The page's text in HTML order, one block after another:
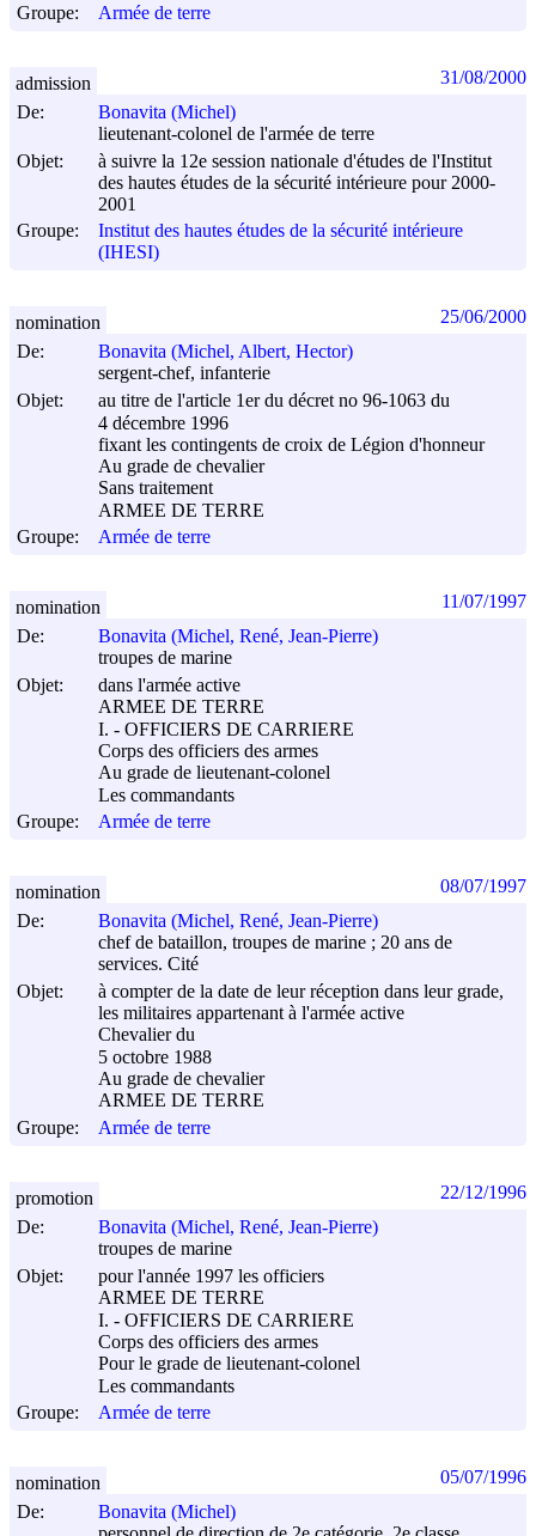
Groupe:
Armée de terre
De:
Bonavita (Michel)
lieutenant-colonel de l'armée de terre
Objet:
à suivre la 12e session nationale d'études de l'Institut
des hautes études de la sécurité intérieure pour 2000-
2001
Groupe:
Institut des hautes études de la sécurité intérieure
(IHESI)
admission 31/08/2000
De:
Bonavita (Michel, Albert, Hector)
sergent-chef, infanterie
Objet:
au titre de l'article 1er du décret no 96-1063 du
4 décembre 1996
fixant les contingents de croix de Légion d'honneur
Au grade de chevalier
Sans traitement
ARMEE DE TERRE
Groupe:
Armée de terre
nomination 25/06/2000
De:
Bonavita (Michel, René, Jean-Pierre)
troupes de marine
Objet:
dans l'armée active
ARMEE DE TERRE
I. - OFFICIERS DE CARRIERE
Corps des officiers des armes
Au grade de lieutenant-colonel
Les commandants
Groupe:
Armée de terre
nomination 11/07/1997
De:
Bonavita (Michel, René, Jean-Pierre)
chef de bataillon, troupes de marine ; 20 ans de
services. Cité
Objet:
à compter de la date de leur réception dans leur grade,
les militaires appartenant à l'armée active
Chevalier du
5 octobre 1988
Au grade de chevalier
ARMEE DE TERRE
Groupe:
Armée de terre
nomination 08/07/1997
De:
Bonavita (Michel, René, Jean-Pierre)
troupes de marine
Objet:
pour l'année 1997 les officiers
ARMEE DE TERRE
I. - OFFICIERS DE CARRIERE
Corps des officiers des armes
Pour le grade de lieutenant-colonel
Les commandants
Groupe:
Armée de terre
promotion 22/12/1996
De:
Bonavita (Michel)
nomination 05/07/1996